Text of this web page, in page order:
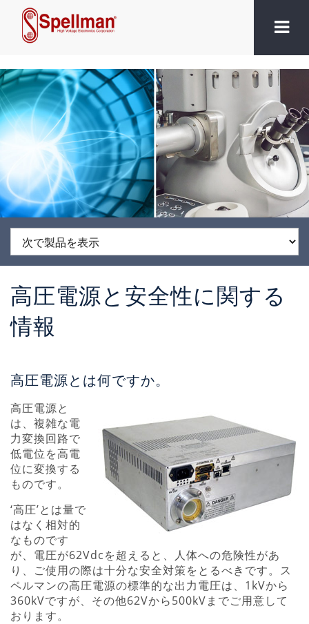
高圧電源と安全性に関する
情報
高圧電源とは何ですか。
高圧電源と
は、複雑な電
力変換回路で
低電位を高電
位に変換する
ものです。
‘高圧’とは量で
はなく相対的
なものです
が、電圧が62Vdcを超えると、人体への危険性があ
り、ご使用の際は十分な安全対策をとるべきです。ス
ペルマンの高圧電源の標準的な出力電圧は、1kVから
360kVですが、その他62Vから500kVまでご用意して
おります。